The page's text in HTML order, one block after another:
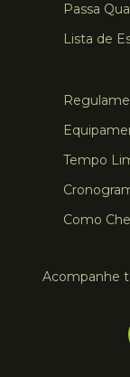
Passa
Lista de
Tempo
Como
Acompanhe